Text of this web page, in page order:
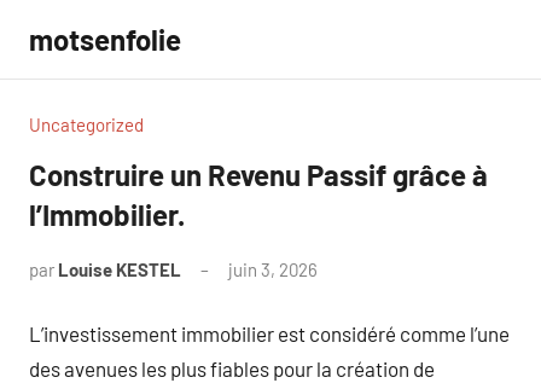
contenu
motsenfolie
Uncategorized
Construire un Revenu Passif grâce à
l’Immobilier.
par Louise KESTEL juin 3, 2026
L’investissement immobilier est considéré comme l’une
des avenues les plus fiables pour la création de